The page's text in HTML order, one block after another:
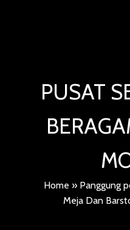
PUSAT
Home » Panggung
Meja Dan